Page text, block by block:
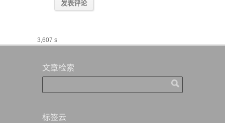
3,607 s
文章检索
标签云